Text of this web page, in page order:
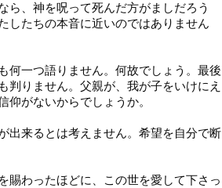
、神を呪って死んだ方がましだろう
したちの本音に近いのではありません
一つ語りません。何故でしょう。最後
判りません。父親が、我が子をいけにえ
仰がないからでしょうか。
来るとは考えません。希望を自分で断
賜わったほどに、この世を愛して下さっ